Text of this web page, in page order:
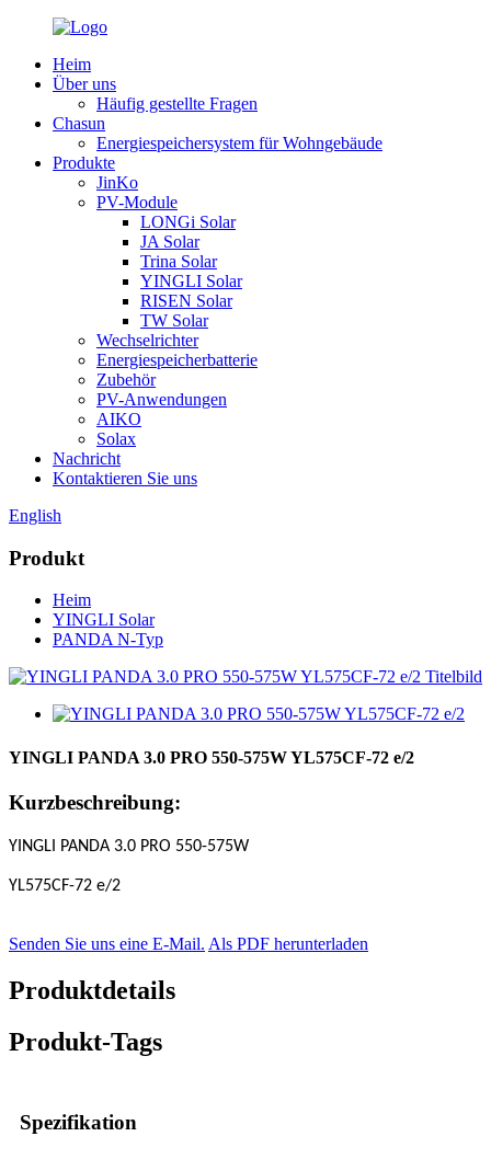
Heim
Über uns
Häufig gestellte Fragen
Chasun
Energiespeichersystem für Wohngebäude
Produkte
JinKo
PV-Module
LONGi Solar
JA Solar
Trina Solar
YINGLI Solar
RISEN Solar
TW Solar
Wechselrichter
Energiespeicherbatterie
Zubehör
PV-Anwendungen
AIKO
Solax
Nachricht
Kontaktieren Sie uns
English
Produkt
Heim
YINGLI Solar
PANDA N-Typ
YINGLI PANDA 3.0 PRO 550-575W YL575CF-72 e/2
Kurzbeschreibung:
YINGLI PANDA 3.0 PRO 550-575W
YL575CF-72 e/2
Senden Sie uns eine E-Mail. Als PDF herunterladen
Produktdetails
Produkt-Tags
Spezifikation